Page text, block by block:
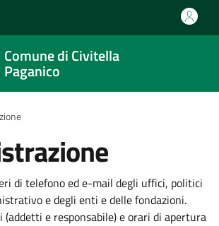
Comune di Civitella
Paganico
di telefono ed e-mail degli uffici, politici
e degli enti e delle fondazioni.
(addetti e responsabile) e orari di apertura